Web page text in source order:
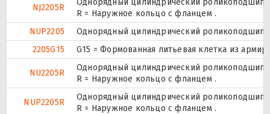
NJ2205R
R = Наружное кольцо с фланцем .
NUP2205
Однорядный цилиндрический
2205G15
G15 = Формованная литьевая клетка из
NU2205R
Однорядный цилиндрический
R = Наружное кольцо с фланцем .
NUP2205R
Однорядный цилиндрический
R = Наружное кольцо с фланцем .